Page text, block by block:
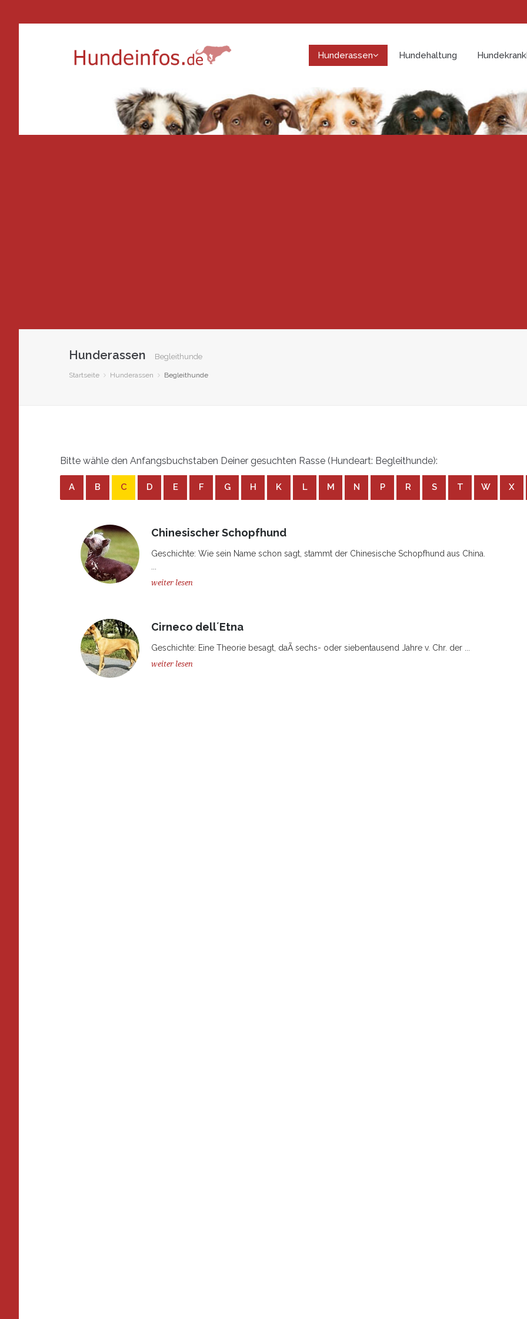
Hunderassen Hundehaltung
Hunderassen Begleithunde
Startseite Hunderassen Begleithunde
Bitte wähle den Anfangsbuchstaben Deiner gesuchten Rasse (Hundeart: Begleithunde):
A B C D E F G H K L M N P R S T W X
Chinesischer Schopfhund
Geschichte: Wie sein Name schon sagt, stammt der Chinesische Schopfhund aus China.
weiter lesen
Cirneco dell´Etna
Geschichte: Eine Theorie besagt, daÃ sechs- oder siebentausend Jahre v. Chr. der ...
weiter lesen